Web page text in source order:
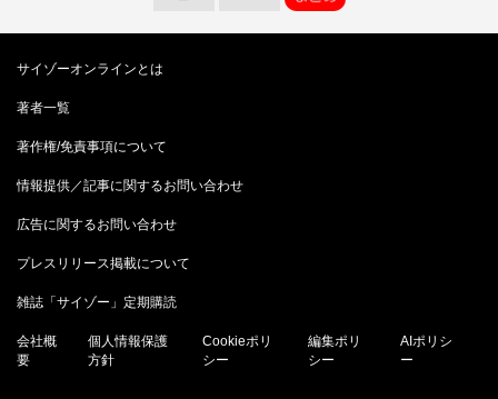
サイゾーオンラインとは
著者一覧
著作権/免責事項について
情報提供／記事に関するお問い合わせ
広告に関するお問い合わせ
プレスリリース掲載について
雑誌「サイゾー」定期購読
会社概
要
個人情報保護
方針
Cookieポリ
シー
編集ポリ
シー
AIポリシ
ー